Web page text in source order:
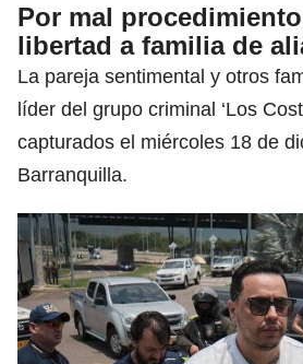
Por mal
libertad a familia de
La pareja sentimental y otros
líder del grupo criminal ‘Los
capturados el miércoles 18 de
Barranquilla.